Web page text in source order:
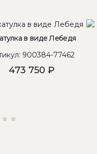
в виде Лебедя
900384-77462
473 750 ₽